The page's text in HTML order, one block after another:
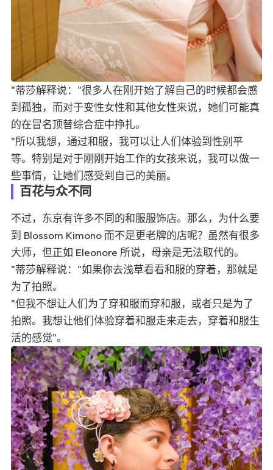
"蒂莎解释说："很多人在刚开始了解自己的时候都会感
到孤独，而对于变性女性和其他女性来说，她们可能真
的在冒名顶替综合症中挣扎。
"所以我想，通过和服，我可以让人们体验到性别平
等。特别是对于刚刚开始工作的女孩来说，我可以做一
些事情，让她们感受到自己的美丽。
百花与众不同
不过，东京有许多不同的和服服饰店。那么，为什么要
到 Blossom Kimono 而不是更老牌的店呢？虽然有很多
大师，但正如 Eleonore 所说，母亲是无法取代的。
"蒂莎解释说："如果你去浅草看看和服的穿着，那就是
为了拍照。
"但我不想让人们为了穿和服而穿和服，或者只是为了
拍照。我想让他们体验穿着和服走来走去，穿着和服生
活的感觉"。